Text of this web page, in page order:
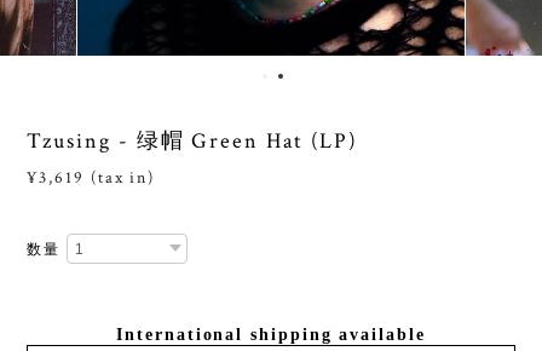
Tzusing - 绿帽 Green Hat (LP)
¥3,619 (tax in)
数量
International shipping available